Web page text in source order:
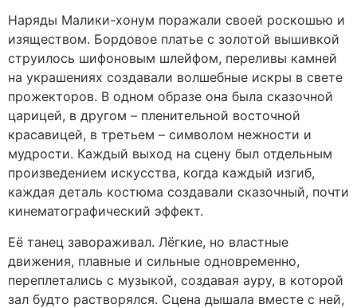
Наряды Малики-хонум поражали своей роскошью и
изяществом. Бордовое платье с золотой вышивкой
струилось шифоновым шлейфом, переливы камней
на украшениях создавали волшебные искры в свете
прожекторов. В одном образе она была сказочной
царицей, в другом – пленительной восточной
красавицей, в третьем – символом нежности и
мудрости. Каждый выход на сцену был отдельным
произведением искусства, когда каждый изгиб,
каждая деталь костюма создавали сказочный, почти
кинематографический эффект.
Её танец завораживал. Лёгкие, но властные
движения, плавные и сильные одновременно,
переплетались с музыкой, создавая ауру, в которой
зал будто растворялся. Сцена дышала вместе с ней,